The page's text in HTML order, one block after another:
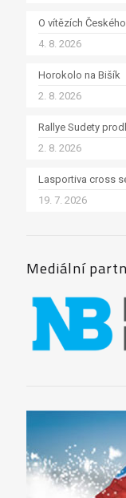
O vítězích
4. 8. 2026
Horokolo na Bišík
2. 8. 2026
Rallye Sudety
2. 8. 2026
Lasportiva cross
19. 7. 2026
Mediální